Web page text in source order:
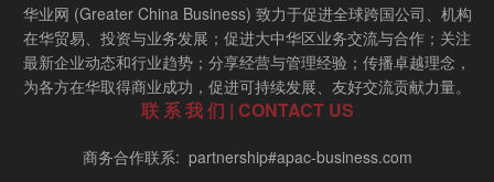
华业网 (Greater China Business) 致力于促进全球跨国公司、机构
在华贸易、投资与业务发展；促进大中华区业务交流与合作；关注
最新企业动态和行业趋势；分享经营与管理经验；传播卓越理念，
为各方在华取得商业成功，促进可持续发展、友好交流贡献力量。
联 系 我 们 | CONTACT US
商务合作联系: partnership#apac-business.com